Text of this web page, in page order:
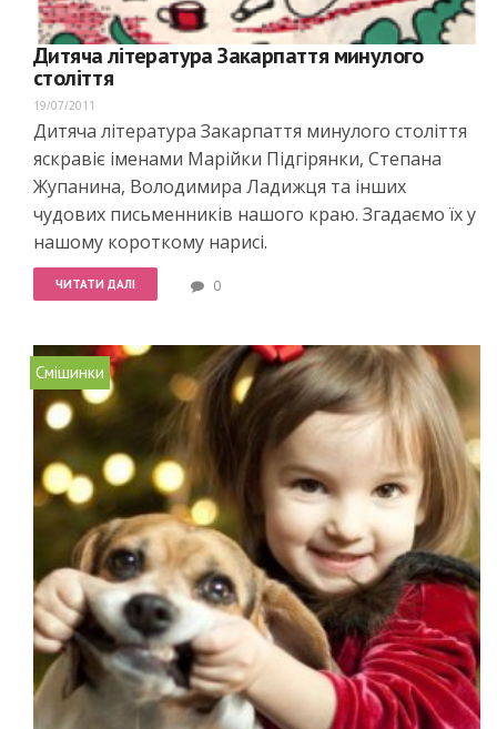
Дитяча література Закарпаття минулого
століття
19/07/2011
Дитяча література Закарпаття минулого століття
яскравіє іменами Марійки Підгірянки, Степана
Жупанина, Володимира Ладижця та інших
чудових письменників нашого краю. Згадаємо їх у
нашому короткому нарисі.
ЧИТАТИ ДАЛІ 0
Смішинки